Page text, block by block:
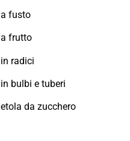
fusto
frutto
radici
bulbi e tuberi
da zucchero